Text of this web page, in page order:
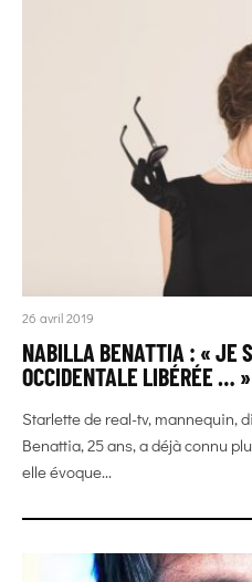
26 avril 2019
NABILLA BENATTIA : « JE
OCCIDENTALE LIBÉRÉE … »
Starlette de real-tv, mannequin,
Benattia, 25 ans, a déjà connu
elle évoque...